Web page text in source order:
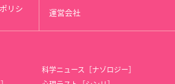
リシ 運営会社
科学ニュース［ナゾロジー］